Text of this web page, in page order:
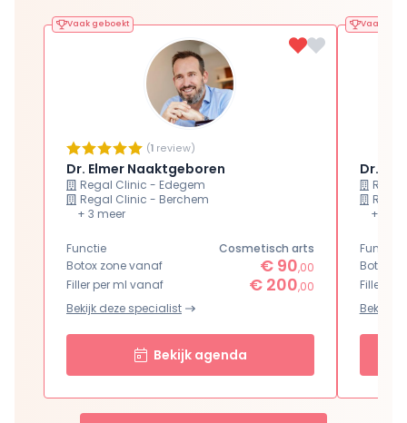
Vaak geboekt
(1 review)
Dr. Elmer Naaktgeboren
Regal Clinic - Edegem
Regal Clinic - Berchem
+ 3 meer
Functie
Cosmetisch arts
Botox zone vanaf
€ 90,00
Filler per ml vanaf
€ 200,00
Bekijk deze specialist
Bekijk agenda
Vaak
Dr.
+ 3
Functie
Botox
Filler
Bekijk